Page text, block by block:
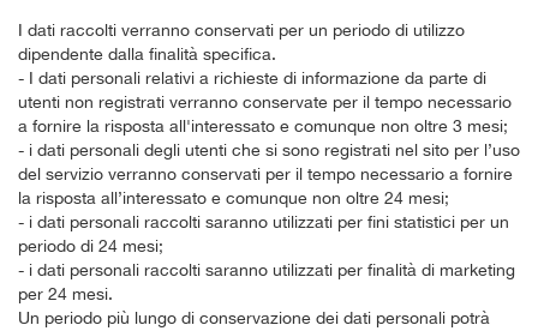
I dati raccolti verranno conservati per un periodo di utilizzo
dipendente dalla finalità specifica.
- I dati personali relativi a richieste di informazione da parte di
utenti non registrati verranno conservate per il tempo necessario
a fornire la risposta all'interessato e comunque non oltre 3 mesi;
- i dati personali degli utenti che si sono registrati nel sito per l’uso
del servizio verranno conservati per il tempo necessario a fornire
la risposta all’interessato e comunque non oltre 24 mesi;
- i dati personali raccolti saranno utilizzati per fini statistici per un
periodo di 24 mesi;
- i dati personali raccolti saranno utilizzati per finalità di marketing
per 24 mesi.
Un periodo più lungo di conservazione dei dati personali potrà